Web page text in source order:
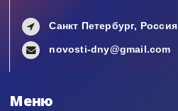
Санкт Петербург, Россия
novosti-dny@gmail.com
Меню